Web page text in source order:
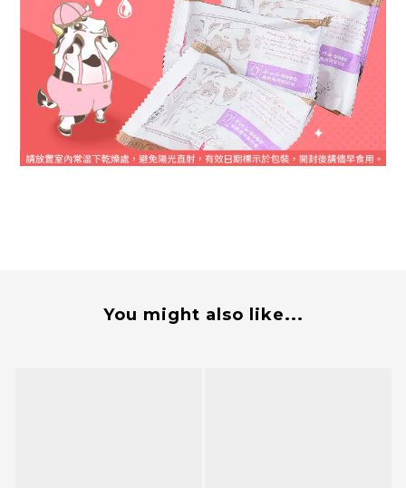
You might also like...